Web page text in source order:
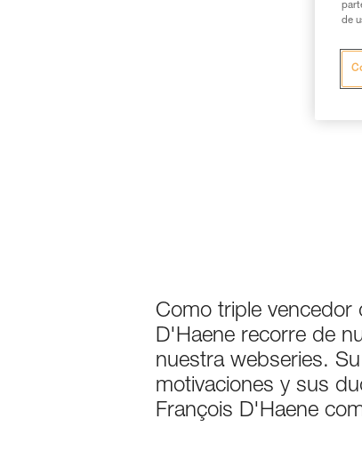
Como triple vencedor
D'Haene recorre de
nuestra webseries.
motivaciones y sus
François D'Haene
de